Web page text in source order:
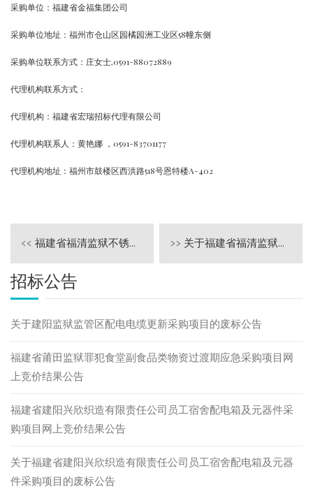
采购单位：福建省金福集团公司
采购单位地址：福州市仓山区园橘园洲工业区58幢东侧
采购单位联系方式：庄女士,0591-88072889
代理机构联系方式：
代理机构：福建省宏瑞招标代理有限公司
代理机构联系人：黄艳娜 ， 0591-83701177
代理机构地址：福州市鼓楼区西洪路518号恩特楼A-402
<< 福建省福清监狱不锈钢雨衣架采购项目网上竞价结果公告 >> 关于福建省福清监狱远程提审终端设备采购项目网上竞价废标公告
招标公告
关于建阳监狱监管区配电电缆更新采购项目的废标公告
福建省莆田监狱罪犯食堂副食品类物资过渡期应急采购项目网
上竞价结果公告
福建省建阳兴欣织造有限责任公司员工宿舍配电箱及元器件采
购项目网上竞价结果公告
关于福建省建阳兴欣织造有限责任公司员工宿舍配电箱及元器
件采购项目的废标公告